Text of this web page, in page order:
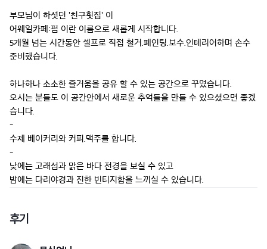
부모님이 하셧던 '친구횟집' 이
어웨일카페:펍 이란 이름으로 새롭게 시작합니다.
5개월 넘는 시간동안 셀프로 직접 철거.페인팅.보수.인테리어하며 손수
준비했습니다.
하나하나 소소한 즐거움을 공유 할 수 있는 공간으로 꾸몄습니다.
오시는 분들도 이 공간안에서 새로운 추억들을 만들 수 있으셨으면 좋겠
습니다.
-
수제 베이커리와 커피.맥주를 합니다.
-
낮에는 고래섬과 맑은 바다 전경을 보실 수 있고
밤에는 다리야경과 진한 빈티지함을 느끼실 수 있습니다.
후기